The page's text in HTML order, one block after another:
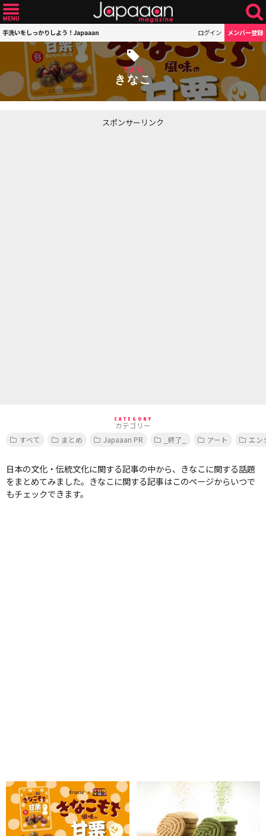
手洗いをしっかりしよう！Japaaan ログイン メンバー登録
TAG
きなこ
スポンサーリンク
CATEGORY
カテゴリー
すべて
まとめ Japaaan PR _終了_ アート エン
日本の文化・伝統文化に関する記事の中から、きなこに関する話題
をまとめてみました。きなこに関する記事はこのページからいつで
もチェックできます。